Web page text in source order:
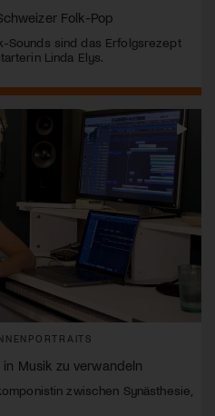
Folk-Pop
Sounds sind das Erfolgsrezept
Linda Elys.
in Musik zu verwandeln
zwischen Synästhesie,